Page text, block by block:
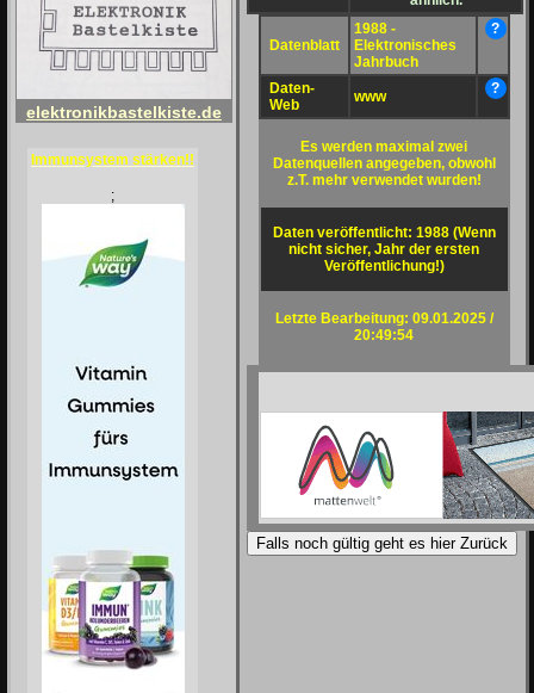
elektronikbastelkiste.de
Immunsystem stärken!!
;
Datenblatt
1988 -
Elektronisches
Jahrbuch
?
Daten-
Web
www ?
Es werden maximal zwei
Datenquellen angegeben, obwohl
z.T. mehr verwendet wurden!
Daten veröffentlicht: 1988 (Wenn
nicht sicher, Jahr der ersten
Veröffentlichung!)
Letzte Bearbeitung: 09.01.2025 /
20:49:54
Falls noch gültig geht es hier Zurück